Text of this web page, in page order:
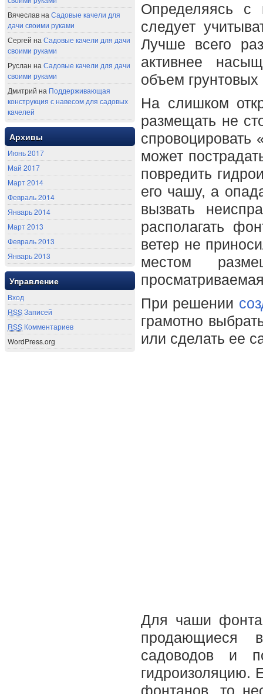
Вячеслав на Садовые качели для
дачи своими руками
Сергей на Садовые качели для дачи
своими руками
Руслан на Садовые качели для дачи
своими руками
Дмитрий на Поддерживающая
конструкция с навесом для садовых
качелей
Архивы
Июнь 2017
Май 2017
Март 2014
Февраль 2014
Январь 2014
Март 2013
Февраль 2013
Январь 2013
Управление
Вход
RSSЗаписей
RSS Комментариев
WordPress.org
Определяясь с
следует
Лучше всего
активнее
объем грунтовых
На слишком
размещать не
спровоцировать
может
повредить
его чашу, а
вызвать
располагать
ветер не
местом
При решении
грамотно
или сделать ее
Для чаши
продающиеся
садоводов и
гидроизоляцию.
фонтанов, то